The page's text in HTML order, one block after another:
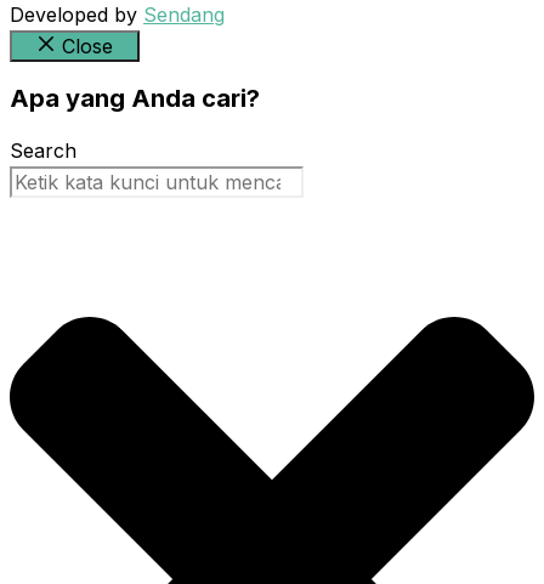
Developed by Sendang
Close
Apa yang Anda cari?
Search